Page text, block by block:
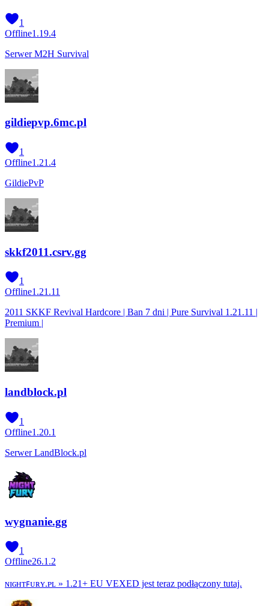
1
Offline1.19.4
Serwer M2H Survival
gildiepvp.6mc.pl
1
Offline1.21.4
GildiePvP
skkf2011.csrv.gg
1
Offline1.21.11
2011 SKKF Revival Hardcore | Ban 7 dni | Pure Survival 1.21.11 |
Premium |
landblock.pl
1
Offline1.20.1
Serwer LandBlock.pl
wygnanie.gg
1
Offline26.1.2
ɴɪɢʜᴛꜰᴜʀʏ.ᴘʟ » 1.21+ EU VEXED jest teraz podłączony tutaj.